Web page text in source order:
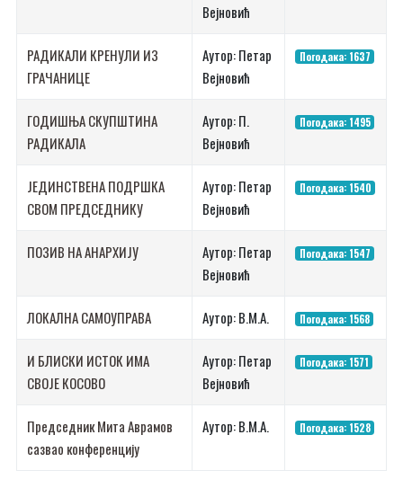
Вејновић
РАДИКАЛИ КРЕНУЛИ ИЗ
ГРАЧАНИЦЕ
Аутор: Петар
Вејновић
Погодака: 1637
ГОДИШЊА СКУПШТИНА
РАДИКАЛА
Аутор: П.
Вејновић
Погодака: 1495
ЈЕДИНСТВЕНА ПОДРШКА
СВОМ ПРЕДСЕДНИКУ
Аутор: Петар
Вејновић
Погодака: 1540
ПОЗИВ НА АНАРХИЈУ
Аутор: Петар
Вејновић
Погодака: 1547
ЛОКАЛНА САМОУПРАВА Аутор: В.М.А. Погодака: 1568
И БЛИСКИ ИСТОК ИМА
СВОЈЕ КОСОВО
Аутор: Петар
Вејновић
Погодака: 1571
Председник Мита Аврамов
сазвао конференцију
Аутор: В.М.А. Погодака: 1528